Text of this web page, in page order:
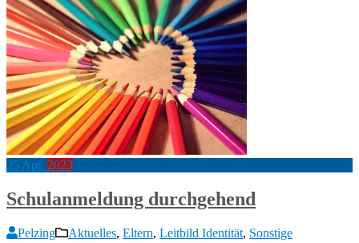
25 Apr. 2023
Schulanmeldung durchgehend
Pelzing Aktuelles, Eltern, Leitbild Identität, Sonstige